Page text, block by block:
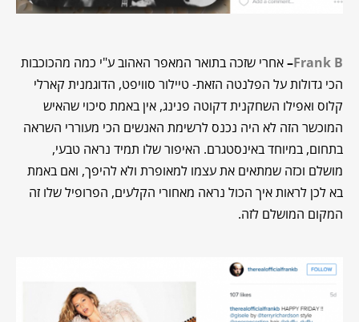
Frank B
–אחרי שזכה בתואר המאפר האהוב ע"י כמה מהכוכבות
הכי גדולות על הפלנטה הזאת- טיילור סוויפט, הדוגמנית קארלי
קלוס ואפילו השחקנית דקוטה פנינג, אין באמת סיכוי שהאיש
המוכשר הזה לא היה נכנס לרשימת האנשים הכי מעוררי השראה
בתחום, במיוחד באינסטגרם. האיפור שלו תמיד נראה טבעי,
מושלם וכזה שמתאים את עצמו למאופרת ולא להיפך, ואם באמת
בא לכן לראות איך הכול נראה מאחורי הקלעים, הפרופיל שלו זה
המקום המושלם לזה.